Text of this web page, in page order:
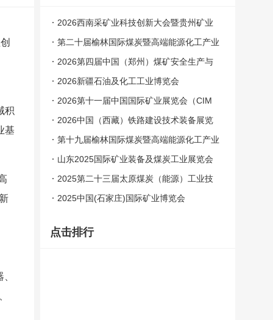
积
基
2026西南采矿业科技创新大会暨贵州矿业
科技博览会
第二十届榆林国际煤炭暨高端能源化工产业
博览会
2026第四届中国（郑州）煤矿安全生产与
智能化技术装备博览会
2026新疆石油及化工工业博览会
2026第十一届中国国际矿业展览会（CIM
E）
2026中国（西藏）铁路建设技术装备展览
会
第十九届榆林国际煤炭暨高端能源化工产业
博览会
山东2025国际矿业装备及煤炭工业展览会
2025第二十三届太原煤炭（能源）工业技
术与装备展览会
2025中国(石家庄)国际矿业博览会
点击排行